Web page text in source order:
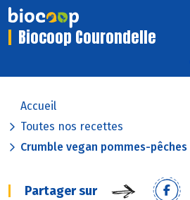
Biocoop Courondelle
Accueil
Toutes nos recettes
Crumble vegan pommes-
Partager sur